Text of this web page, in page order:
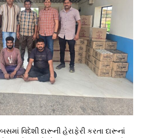
વિદેશી દારૂની હેરાફેરી કરતા દારૂનાં